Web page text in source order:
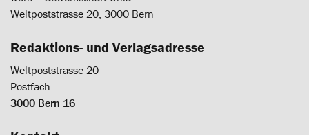
Weltpoststrasse 20, 3000 Bern
Redaktions- und Verlagsadresse
Weltpoststrasse 20
Postfach
3000 Bern 16